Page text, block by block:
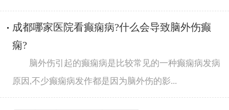
成都哪家医院看癫痫病?什么会导致脑外伤癫
痫?
脑外伤引起的癫痫病是比较常见的一种癫痫病发病
原因,不少癫痫病发作都是因为脑外伤的影...